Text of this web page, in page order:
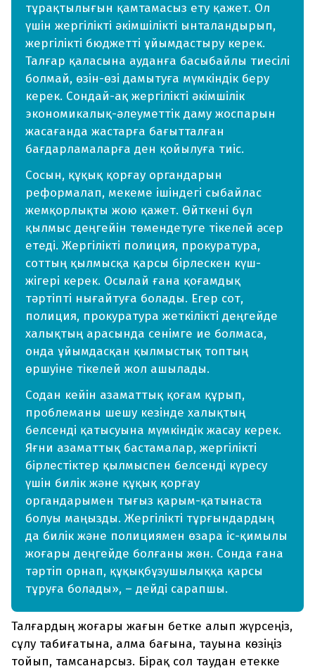
тұрақтылығын қамтамасыз ету қажет. Ол
үшін жергілікті әкімшілікті ынталандырып,
жергілікті бюджетті ұйымдастыру керек.
Талғар қаласына ауданға басыбайлы тиесілі
болмай, өзін-өзі дамытуға мүмкіндік беру
керек. Сондай-ақ жергілікті әкімшілік
экономикалық-әлеуметтік даму жоспарын
жасағанда жастарға бағытталған
бағдарламаларға ден қойылуға тиіс.
Сосын, құқық қорғау органдарын
реформалап, мекеме ішіндегі сыбайлас
жемқорлықты жою қажет. Өйткені бұл
қылмыс деңгейін төмендетуге тікелей әсер
етеді. Жергілікті полиция, прокуратура,
соттың қылмысқа қарсы бірлескен күш-
жігері керек. Осылай ғана қоғамдық
тәртіпті нығайтуға болады. Егер сот,
полиция, прокуратура жеткілікті деңгейде
халықтың арасында сенімге ие болмаса,
онда ұйымдасқан қылмыстық топтың
өршуіне тікелей жол ашылады.
Содан кейін азаматтық қоғам құрып,
проблеманы шешу кезінде халықтың
белсенді қатысуына мүмкіндік жасау керек.
Яғни азаматтық бастамалар, жергілікті
бірлестіктер қылмыспен белсенді күресу
үшін билік және құқық қорғау
органдарымен тығыз қарым-қатынаста
болуы маңызды. Жергілікті тұрғындардың
да билік және полициямен өзара іс-қимылы
жоғары деңгейде болғаны жөн. Сонда ғана
тәртіп орнап, құқықбұзушылыққа қарсы
тұруға болады», – дейді сарапшы.
Талғардың жоғары жағын бетке алып жүрсеңіз,
сұлу табиғатына, алма бағына, тауына көзіңіз
тойып, тамсанарсыз. Бірақ сол таудан етекке